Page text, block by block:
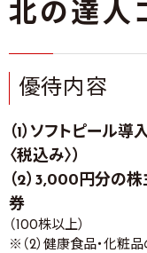
北の達人
優待内容
（1）ソフトピール
〈税込み〉）
（2）3,000円分の
券
（100株以上）
※（2）健康食品・化粧